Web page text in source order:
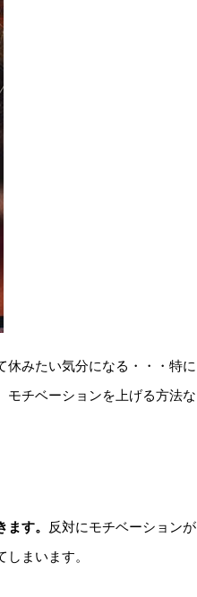
みたい気分になる・・・特に
モチベーションを上げる方法な
す。
反対にモチベーションが
まいます。